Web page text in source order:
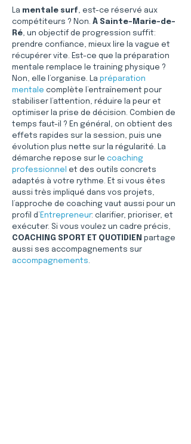
La mentale surf, est-ce réservé aux
compétiteurs ? Non. À Sainte-Marie-de-
Ré, un objectif de progression suffit:
prendre confiance, mieux lire la vague et
récupérer vite. Est-ce que la préparation
mentale remplace le training physique ?
Non, elle l’organise. La préparation
mentale complète l’entraînement pour
stabiliser l’attention, réduire la peur et
optimiser la prise de décision. Combien de
temps faut-il ? En général, on obtient des
effets rapides sur la session, puis une
évolution plus nette sur la régularité. La
démarche repose sur le coaching
professionnel
et des outils concrets
adaptés à votre rythme. Et si vous êtes
aussi très impliqué dans vos projets,
l’approche de coaching vaut aussi pour un
profil d’ Entrepreneur: clarifier, prioriser, et
exécuter. Si vous voulez un cadre précis,
COACHING SPORT ET QUOTIDIEN partage
aussi ses accompagnements sur
accompagnements.